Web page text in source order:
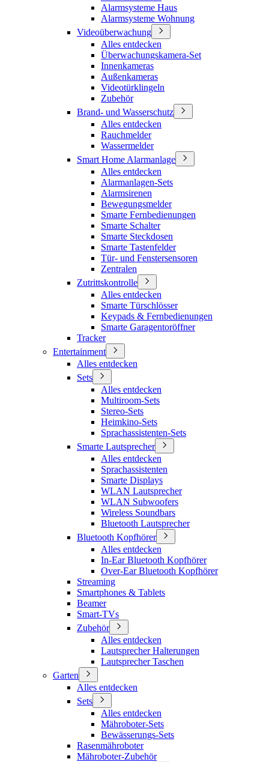
Alarmsysteme Haus
Alarmsysteme Wohnung
Videoüberwachung
Alles entdecken
Überwachungskamera-Set
Innenkameras
Außenkameras
Videotürklingeln
Zubehör
Brand- und Wasserschutz
Alles entdecken
Rauchmelder
Wassermelder
Smart Home Alarmanlage
Alles entdecken
Alarmanlagen-Sets
Alarmsirenen
Bewegungsmelder
Smarte Fernbedienungen
Smarte Schalter
Smarte Steckdosen
Smarte Tastenfelder
Tür- und Fenstersensoren
Zentralen
Zutrittskontrolle
Alles entdecken
Smarte Türschlösser
Keypads & Fernbedienungen
Smarte Garagentoröffner
Tracker
Entertainment
Alles entdecken
Sets
Alles entdecken
Multiroom-Sets
Stereo-Sets
Heimkino-Sets
Sprachassistenten-Sets
Smarte Lautsprecher
Alles entdecken
Sprachassistenten
Smarte Displays
WLAN Lautsprecher
WLAN Subwoofers
Wireless Soundbars
Bluetooth Lautsprecher
Bluetooth Kopfhörer
Alles entdecken
In-Ear Bluetooth Kopfhörer
Over-Ear Bluetooth Kopfhörer
Streaming
Smartphones & Tablets
Beamer
Smart-TVs
Zubehör
Alles entdecken
Lautsprecher Halterungen
Lautsprecher Taschen
Garten
Alles entdecken
Sets
Alles entdecken
Mähroboter-Sets
Bewässerungs-Sets
Rasenmähroboter
Mähroboter-Zubehör